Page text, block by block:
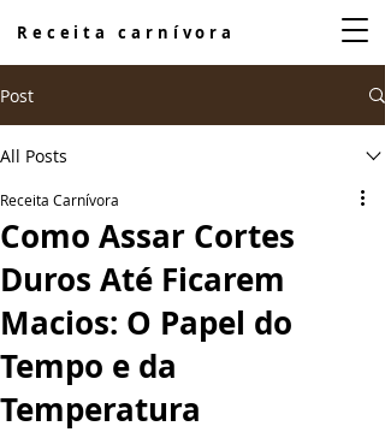
Receita carnívora
Post
All Posts
Como Assar Cortes
Duros Até Ficarem
Macios: O Papel do
Tempo e da
Temperatura
Receita Carnívora